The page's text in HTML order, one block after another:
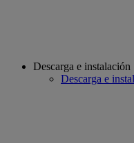
Descarga e instalación
Descarga e